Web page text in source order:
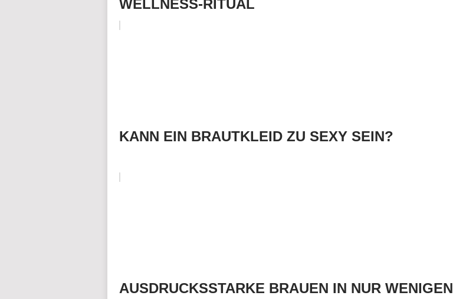
WELLNESS-RITUAL
KANN EIN BRAUTKLEID ZU SEXY SEIN?
AUSDRUCKSSTARKE BRAUEN IN NUR WENIGEN